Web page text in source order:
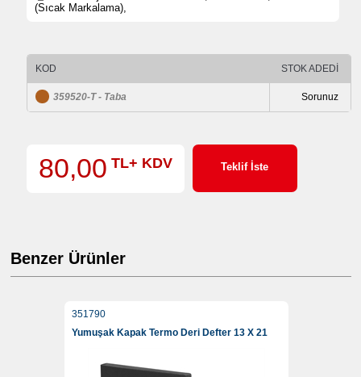
(Sıcak Markalama),
KOD STOK ADEDİ
359520-T - Taba Sorunuz
80,00 TL+ KDV Teklif İste
Benzer Ürünler
351790
Yumuşak Kapak Termo Deri Defter 13 X 21